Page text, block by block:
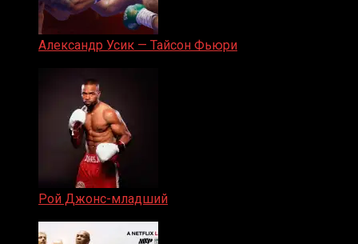
Александр Усик — Тайсон Фьюри
Рой Джонс-младший